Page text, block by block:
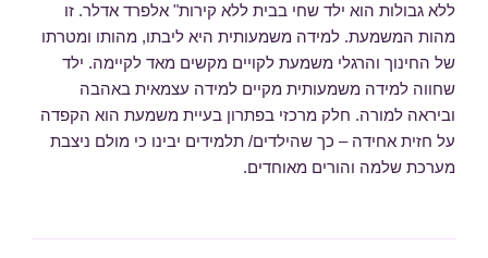
ללא גבולות הוא ילד שחי בבית ללא קירות" אלפרד אדלר. זו
מהות המשמעת. למידה משמעותית היא ליבתו, מהותו ומטרתו
של החינוך והרגלי משמעת לקויים מקשים מאד לקיימה. ילד
שחווה למידה משמעותית מקיים למידה עצמאית באהבה
וביראה למורה. חלק מרכזי בפתרון בעיית משמעת הוא הקפדה
על חזית אחידה – כך שהילדים/ תלמידים יבינו כי מולם ניצבת
מערכת שלמה והורים מאוחדים.